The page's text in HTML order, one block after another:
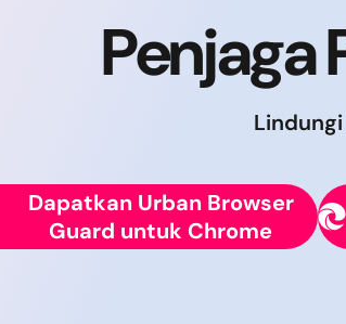
Penjaga
Dapatkan Urban Browser
Guard untuk Chrome